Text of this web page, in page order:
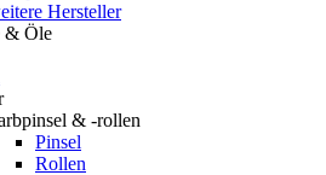
Hersteller
& Öle
& -rollen
Pinsel
Rollen